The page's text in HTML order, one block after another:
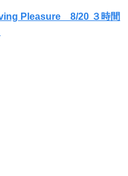
Pleasure 8/20 ３時間